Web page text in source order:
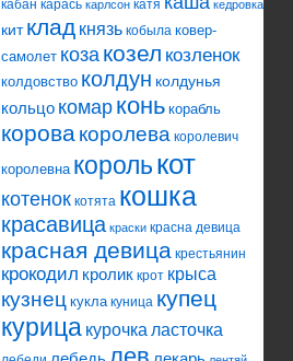
кабан карась карлсон катя кедровка
кит клад князь кобыла ковер-
самолет козакозел козленок
колдовство колдун колдунья
кольцо комар конь корабль
коровакоролева королевич
королевна королькот
котенок котята кошка
красавица краски красна девица
красная девица крестьянин
крокодил кролик крот крыса
кузнец кукла куница купец
курица курочка ласточка